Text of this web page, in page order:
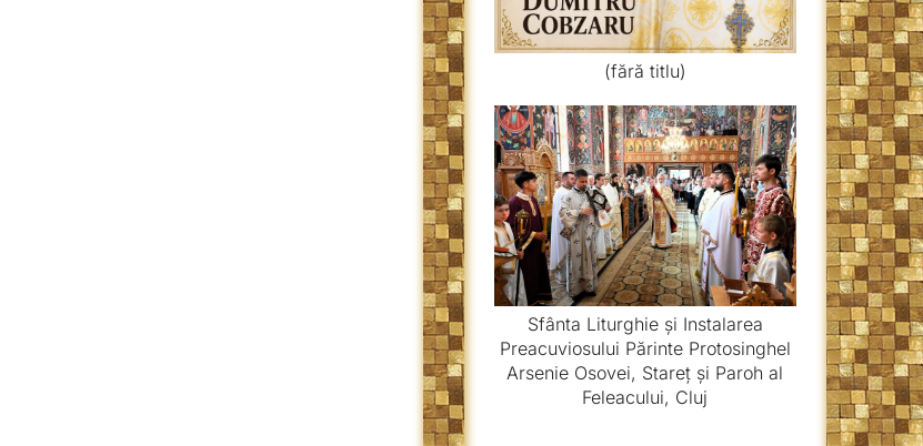
(fără titlu)
Sfânta Liturghie și Instalarea
Preacuviosului Părinte Protosinghel
Arsenie Osovei, Stareț și Paroh al
Feleacului, Cluj